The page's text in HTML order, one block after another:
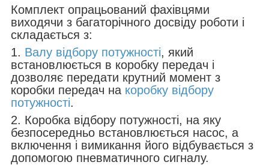
Комплект опрацьований фахівцями
виходячи з багаторічного досвіду роботи і
складається з:
1. Валу відбору потужності, який
встановлюється в коробку передач і
дозволяє передати крутний момент з
коробки передач на коробку відбору
потужності.
2. Коробка відбору потужності, на яку
безпосередньо встановлюється насос, а
включення і вимикання його відбувається з
допомогою пневматичного сигналу.